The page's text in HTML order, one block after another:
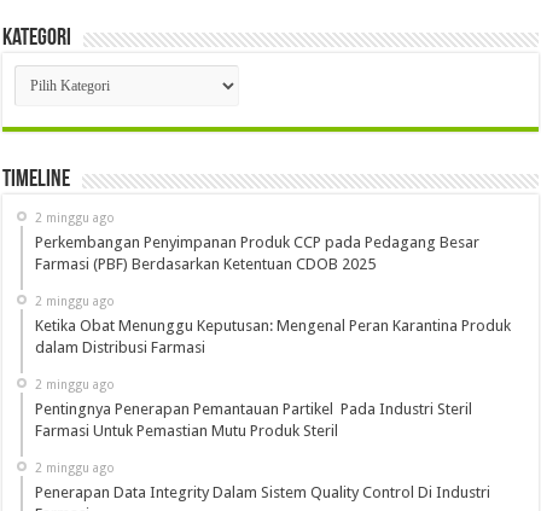
Kategori
Kategori
Timeline
2 minggu ago
Perkembangan Penyimpanan Produk CCP pada Pedagang Besar
Farmasi (PBF) Berdasarkan Ketentuan CDOB 2025
2 minggu ago
Ketika Obat Menunggu Keputusan: Mengenal Peran Karantina Produk
dalam Distribusi Farmasi
2 minggu ago
Pentingnya Penerapan Pemantauan Partikel Pada Industri Steril
Farmasi Untuk Pemastian Mutu Produk Steril
2 minggu ago
Penerapan Data Integrity Dalam Sistem Quality Control Di Industri